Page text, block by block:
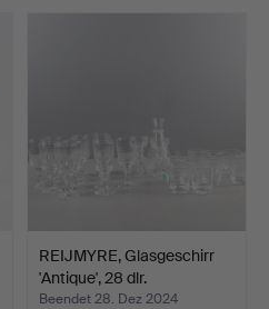
REIJMYRE, Glasgeschirr
'Antique', 28 dlr.
Beendet 28. Dez 2024